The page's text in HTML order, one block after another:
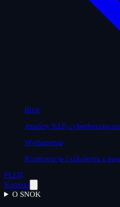
Blog
Analizy SAP,
Wydarzenia
Konferencje i szkolenia z
PLEN
Kontakt
O SNOK